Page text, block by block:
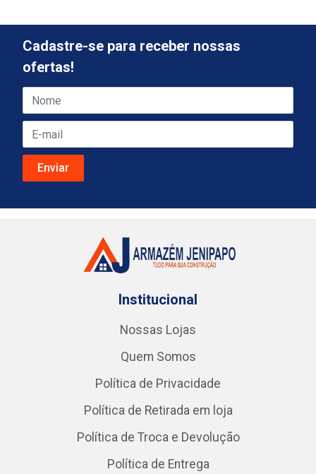
Cadastre-se para receber nossas
ofertas!
Institucional
Nossas Lojas
Quem Somos
Política de Privacidade
Política de Retirada em loja
Política de Troca e Devolução
Política de Entrega